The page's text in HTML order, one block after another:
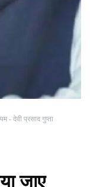
- देवी प्रसाद गुप्ता
जाए